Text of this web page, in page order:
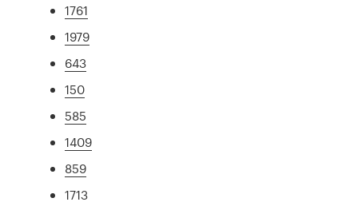
1761
1979
643
150
585
1409
859
1713